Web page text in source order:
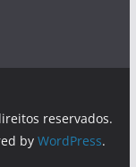
reservados.
by WordPress.